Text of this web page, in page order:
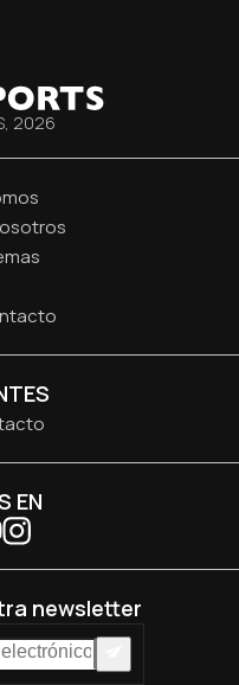
2026
EN
newsletter